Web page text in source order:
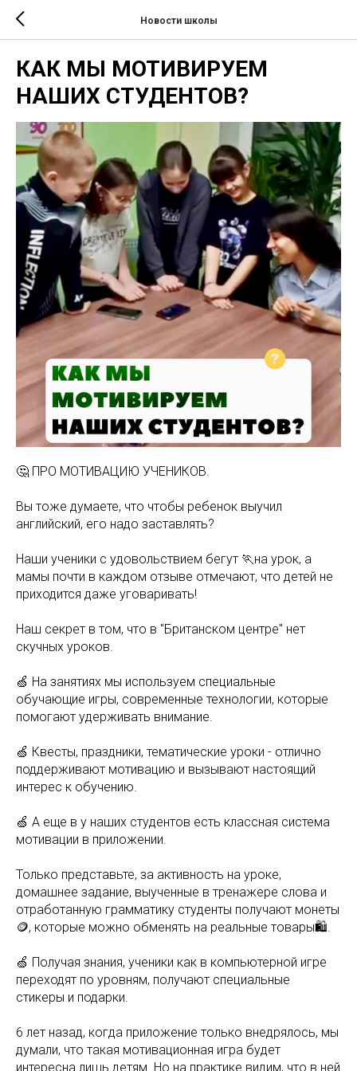
Новости школы
КАК МЫ МОТИВИРУЕМ
НАШИХ СТУДЕНТОВ?
🤔 ПРО МОТИВАЦИЮ УЧЕНИКОВ.
Вы тоже думаете, что чтобы ребенок выучил
английский, его надо заставлять?
Наши ученики с удовольствием бегут 🏃на урок, а
мамы почти в каждом отзыве отмечают, что детей не
приходится даже уговаривать!
Наш секрет в том, что в "Британском центре" нет
скучных уроков.
🍏 На занятиях мы используем специальные
обучающие игры, современные технологии, которые
помогают удерживать внимание.
🍏 Квесты, праздники, тематические уроки - отлично
поддерживают мотивацию и вызывают настоящий
интерес к обучению.
🍏 А еще в у наших студентов есть классная система
мотивации в приложении.
Только представьте, за активность на уроке,
домашнее задание, выученные в тренажере слова и
отработанную грамматику студенты получают монеты
🪙, которые можно обменять на реальные товары🛍️.
🍏 Получая знания, ученики как в компьютерной игре
переходят по уровням, получают специальные
стикеры и подарки.
6 лет назад, когда приложение только внедрялось, мы
думали, что такая мотивационная игра будет
интересна лишь детям. Но на практике видим, что в ней